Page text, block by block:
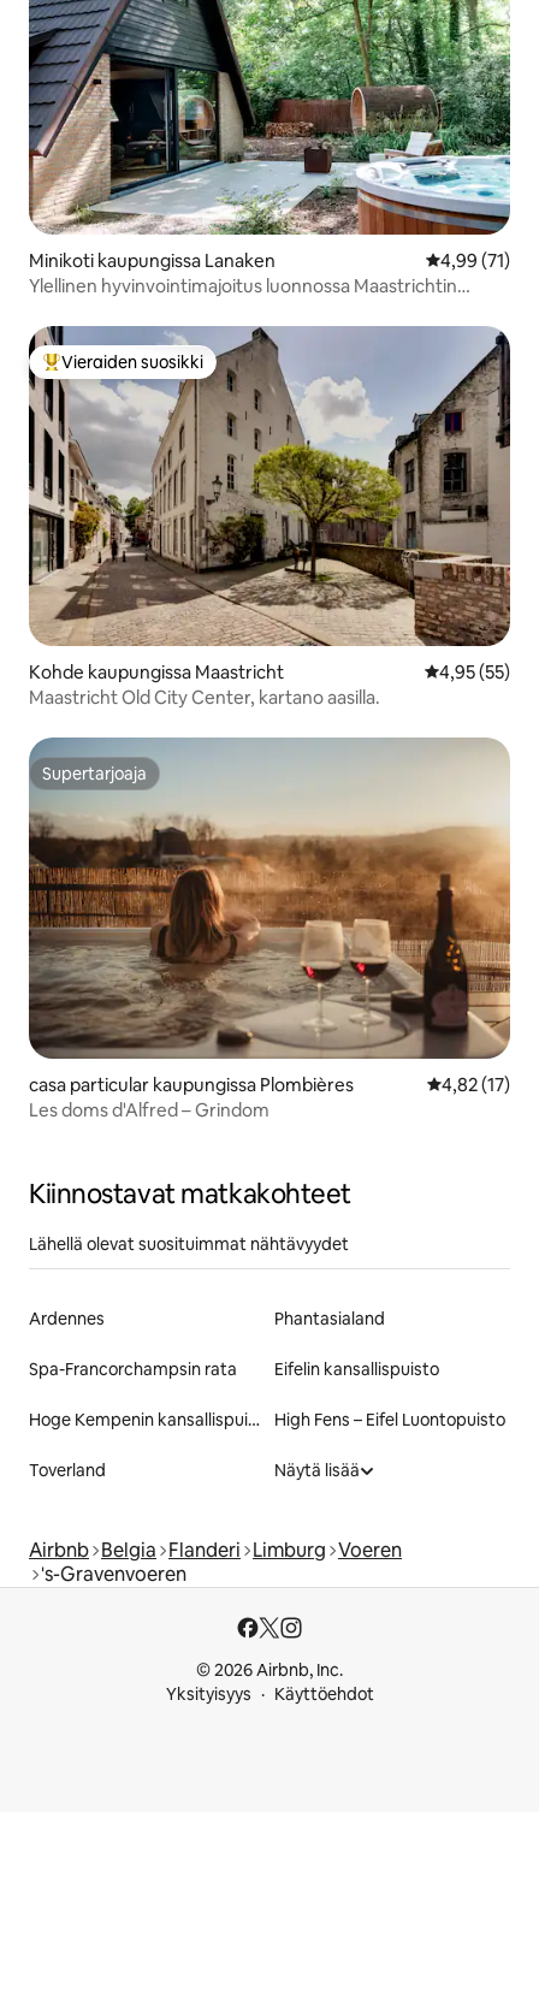
Minikoti kaupungissa Lanaken
4,99 (71)
Ylellinen hyvinvointimajoitus luonnossa Maastrichtin
Vieraiden suosikkien parhaimmistoa
Vieraiden suosikki
Kohde kaupungissa Maastricht
4,95 (55)
Maastricht Old City Center, kartano aasilla.
Supertarjoaja
Supertarjoaja
casa particular kaupungissa Plombières
4,82 (17)
Les doms d'Alfred – Grindom
Kiinnostavat matkakohteet
Lähellä olevat suosituimmat nähtävyydet
Ardennes Phantasialand
Spa-Francorchampsin rata Eifelin kansallispuisto
Hoge Kempenin kansallispuisto High Fens – Eifel Luontopuisto
Toverland Näytä lisää
Airbnb Belgia Flanderi Limburg Voeren
's-Gravenvoeren
© 2026 Airbnb, Inc.
Yksityisyys
Käyttöehdot